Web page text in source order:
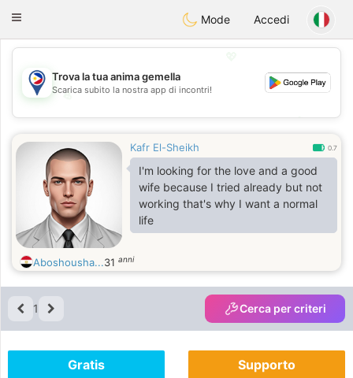
PhilippinesChat
Toggle
Mode Accedi
💖
💕
Trova la tua anima gemella
Scarica subito la nostra app di incontri!
Kafr El-Sheikh 0.7
I'm looking for the love and a good
wife because I tried already but not
working that's why I want a normal
life
Aboshousha...31 anni
1 Cerca per criteri
Gratis Supporto